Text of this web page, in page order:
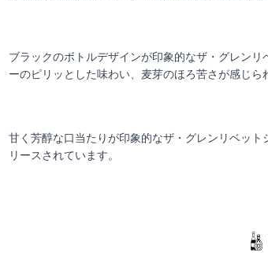
ブラックのボトルデザインが印象的なザ・グレン
ーのピリッとした味わい、麦芽のほろ苦さが感じら
甘く芳醇な口当たりが印象的なザ・グレンリベッ
リースされています。